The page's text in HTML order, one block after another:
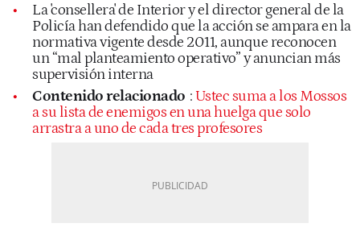
La 'consellera' de Interior y el director general de la
Policía han defendido que la acción se ampara en la
normativa vigente desde 2011, aunque reconocen
un “mal planteamiento operativo” y anuncian más
supervisión interna
Contenido relacionado : Ustec suma a los Mossos
a su lista de enemigos en una huelga que solo
arrastra a uno de cada tres profesores